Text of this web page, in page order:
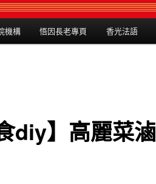
機構 悟因長老專頁 香光法語
diy】高麗菜滷